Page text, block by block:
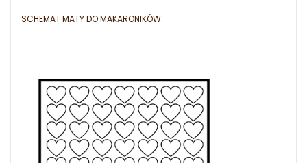
SCHEMAT MATY DO MAKARONIKÓW: